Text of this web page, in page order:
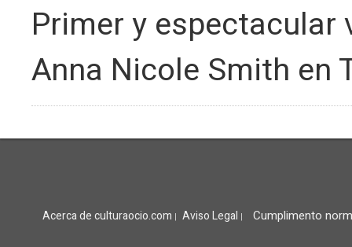
Primer y
Anna Nicole Smith en
Acerca de culturaocio.com | Aviso Legal | Cumplimento